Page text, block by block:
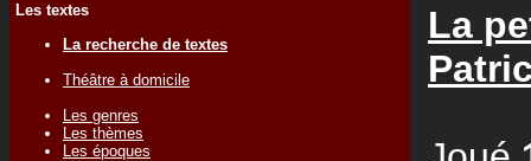
Les textes
La recherche de textes
Théâtre à domicile
Les genres
Les thèmes
Les époques
La